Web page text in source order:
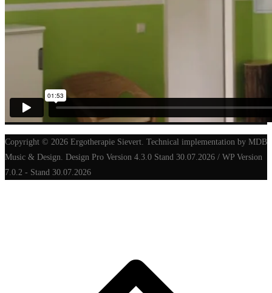
Copyright © 2026 Ergotherapie Sievert. Technical implementation by MDB
Music & Design. Design Pro Version 4.3.0 Stand 30.07.2026 / WP Version
7.0.2 - Stand 30.07.2026